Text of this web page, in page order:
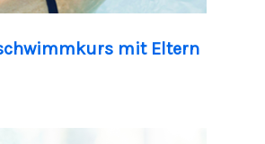
mit Eltern